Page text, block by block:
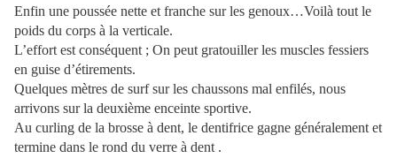
Enfin une poussée nette et franche sur les genoux…Voilà tout le
poids du corps à la verticale.
L’effort est conséquent ; On peut gratouiller les muscles fessiers
en guise d’étirements.
Quelques mètres de surf sur les chaussons mal enfilés, nous
arrivons sur la deuxième enceinte sportive.
Au curling de la brosse à dent, le dentifrice gagne généralement et
termine dans le rond du verre à dent .